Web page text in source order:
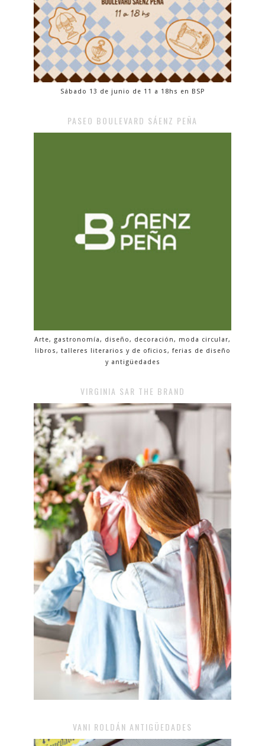
Sábado 13 de junio de 11 a 18hs en BSP
PASEO BOULEVARD SÁENZ PEÑA
Arte, gastronomía, diseño, decoración, moda circular,
libros, talleres literarios y de oficios, ferias de diseño
y antigüedades
VIRGINIA SAR THE BRAND
VANI ROLDÁN ANTIGÜEDADES